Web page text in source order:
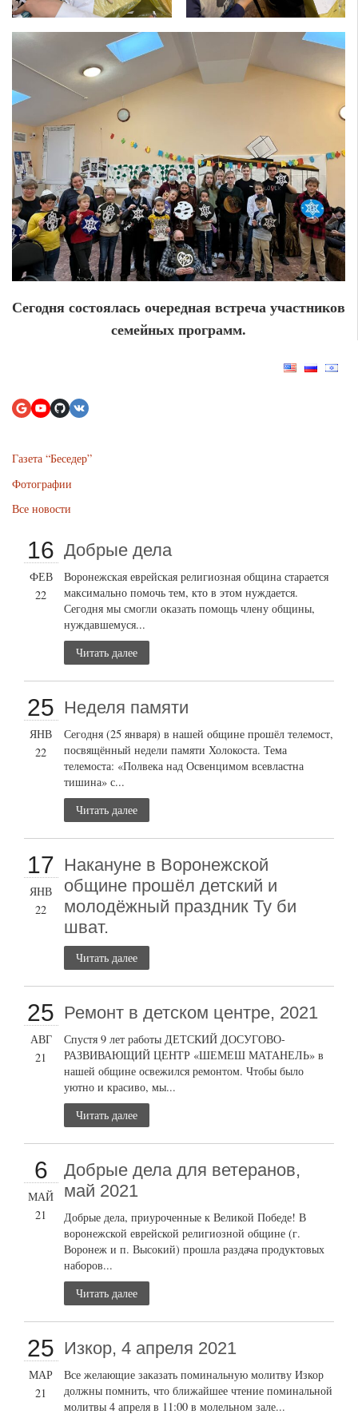
Сегодня состоялась очередная встреча участников
семейных программ.
Газета “Беседер”
Фотографии
Все новости
16
ФЕВ
22
Добрые дела
Воронежская еврейская религиозная община старается
максимально помочь тем, кто в этом нуждается.
Сегодня мы смогли оказать помощь члену общины,
нуждавшемуся...
Читать далее
25
ЯНВ
22
Неделя памяти
Сегодня (25 января) в нашей общине прошёл телемост,
посвящённый недели памяти Холокоста. Тема
телемоста: «Полвека над Освенцимом всевластна
тишина» с...
Читать далее
17
ЯНВ
22
Накануне в Воронежской
общине прошёл детский и
молодёжный праздник Ту би
шват.
Читать далее
25
АВГ
21
Ремонт в детском центре, 2021
Спустя 9 лет работы ДЕТСКИЙ ДОСУГОВО-
РАЗВИВАЮЩИЙ ЦЕНТР «ШЕМЕШ МАТАНЕЛЬ» в
нашей общине освежился ремонтом. Чтобы было
уютно и красиво, мы...
Читать далее
6
МАЙ
21
Добрые дела для ветеранов,
май 2021
Добрые дела, приуроченные к Великой Победе! В
воронежской еврейской религиозной общине (г.
Воронеж и п. Высокий) прошла раздача продуктовых
наборов...
Читать далее
25
МАР
21
Изкор, 4 апреля 2021
Все желающие заказать поминальную молитву Изкор
должны помнить, что ближайшее чтение поминальной
молитвы 4 апреля в 11:00 в молельном зале...